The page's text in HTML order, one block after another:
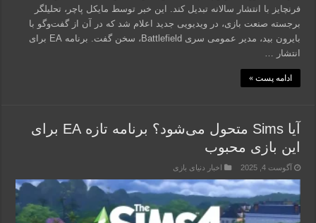
فرنچایز با انتشار سالانه تبدیل کند. این خبر توسط مایکل پاچر، تحلیلگر
برجسته صنعت بازی، در ویدیویی جدید اعلام شد که در آن از گفت‌وگو با
بایرون بید، مدیر عمومی سری Battlefield، سخن گفت. برنامه EA برای
انتشار …
ادامه پست »
آیا Sims متحول می‌شود؟ برنامه‌ تازه EA برای
این بازی محبوب
آگوست 4, 2025 اخبار دنیای بازی